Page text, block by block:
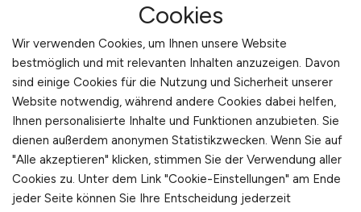
SAP CO Consultant(w/m/d)-
S/4HANA
UNIORG AG
heute
Dortmund
Cookies
Wir verwenden Cookies, um Ihnen unsere Website
bestmöglich und mit relevanten Inhalten anzuzeigen. Davon
sind einige Cookies für die Nutzung und Sicherheit unserer
Website notwendig, während andere Cookies dabei helfen,
Ihnen personalisierte Inhalte und Funktionen anzubieten. Sie
dienen außerdem anonymen Statistikzwecken. Wenn Sie auf
"Alle akzeptieren" klicken, stimmen Sie der Verwendung aller
Cookies zu. Unter dem Link "Cookie-Einstellungen" am Ende
jeder Seite können Sie Ihre Entscheidung jederzeit